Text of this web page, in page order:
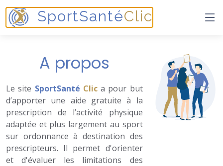
SportSantéClic
A propos
Le site SportSanté Clica pour but
d’apporter une aide gratuite à la
prescription de l’activité physique
adaptée et plus largement au sport
sur ordonnance à destination des
prescripteurs. Il permet d'orienter
et d'évaluer les limitations des